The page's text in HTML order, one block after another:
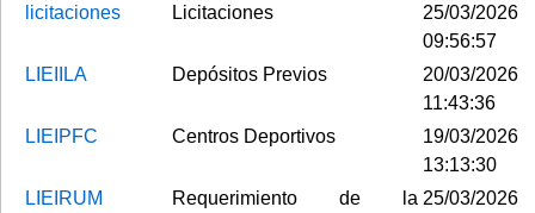
licitaciones Licitaciones
25/03/2026
09:56:57
LIEIILA
Depósitos Previos
20/03/2026
11:43:36
LIEIPFC
Centros Deportivos
19/03/2026
13:13:30
LIEIRUM
Requerimiento de la 25/03/2026